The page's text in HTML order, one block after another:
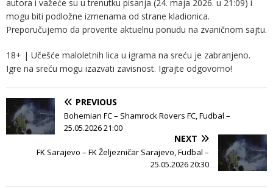
autora i važeće su u trenutku pisanja (24. maja 2026. u 21:09) i
mogu biti podložne izmenama od strane kladionica.
Preporučujemo da proverite aktuelnu ponudu na zvaničnom sajtu.
18+ | Učešće maloletnih lica u igrama na sreću je zabranjeno.
Igre na sreću mogu izazvati zavisnost. Igrajte odgovorno!
PREVIOUS
Bohemian FC – Shamrock Rovers FC, Fudbal –
25.05.2026 21:00
NEXT
FK Sarajevo – FK Željezničar Sarajevo, Fudbal –
25.05.2026 20:30